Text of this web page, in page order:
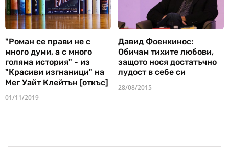
"Роман се прави не с
много думи, а с много
голяма история" - из
"Красиви изгнаници" на
Мег Уайт Клейтън [откъс]
01/11/2019
Давид Фоенкинос:
Обичам тихите любови,
защото нося достатъчно
лудост в себе си
28/08/2015